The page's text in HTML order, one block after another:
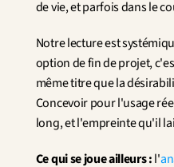
de vie, et parfois dans le
Notre lecture est
option de fin de projet,
même titre que la
Concevoir pour l'usage
long, et l'empreinte qu'il
Ce qui se joue ailleurs : l'